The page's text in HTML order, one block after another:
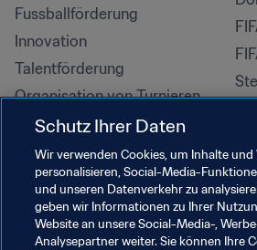
Fussballförderung
Innovation
Talentförderung
Organisation von Turnieren
Nachhaltigkeit
Menschenrechte und
Antidiskriminierung
Gesundheit und Medizin
Bildungsinitiativen
Schutz Ihrer Daten
Wir verwenden Cookies, um Inhalte und
personalisieren, Social-Media-
und unseren Datenverkehr zu
geben wir Informationen zu Ihrer
Website an unsere Social-Media-,
Analysepartner weiter. Sie können Ihre